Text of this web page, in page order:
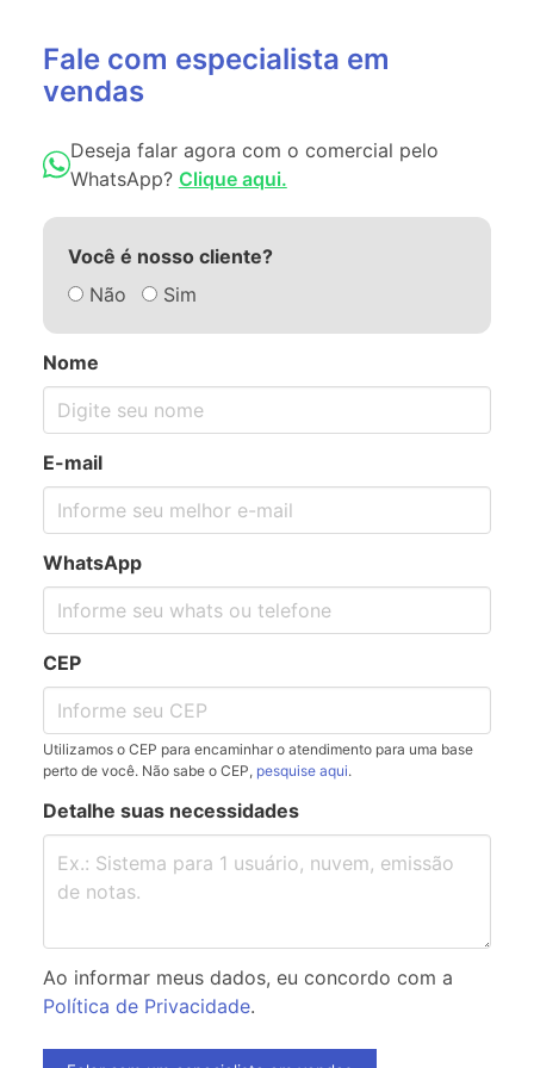
Fale com especialista em
vendas
Deseja falar agora com o comercial pelo
WhatsApp? Clique aqui.
Você é nosso cliente?
Não
Sim
Nome
E-mail
WhatsApp
CEP
Utilizamos o CEP para encaminhar o atendimento para uma base
perto de você. Não sabe o CEP, pesquise aqui.
Detalhe suas necessidades
Ao informar meus dados, eu concordo com a
Política de Privacidade.